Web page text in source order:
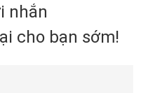
nhắn
cho bạn sớm!